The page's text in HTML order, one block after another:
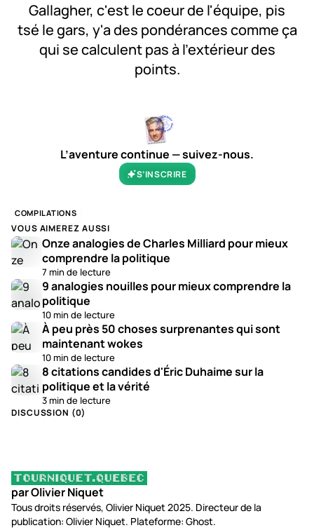
Gallagher, c'est le coeur de l'équipe, pis
tsé le gars, y'a des pondérances comme ça
qui se calculent pas à l'extérieur des
points.
L’aventure continue — suivez-nous.
S’INSCRIRE
COMPILATIONS
VOUS AIMEREZ AUSSI
Onze analogies de Charles Milliard pour mieux
comprendre la politique
7 min de lecture
9 analogies nouilles pour mieux comprendre la
politique
10 min de lecture
À peu près 50 choses surprenantes qui sont
maintenant wokes
10 min de lecture
8 citations candides d'Éric Duhaime sur la
politique et la vérité
3 min de lecture
DISCUSSION (0)
par Olivier Niquet
Tous droits réservés, Olivier Niquet 2025. Directeur de la
publication: Olivier Niquet. Plateforme: Ghost.